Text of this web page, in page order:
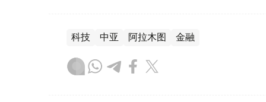
科技 中亚 阿拉木图 金融